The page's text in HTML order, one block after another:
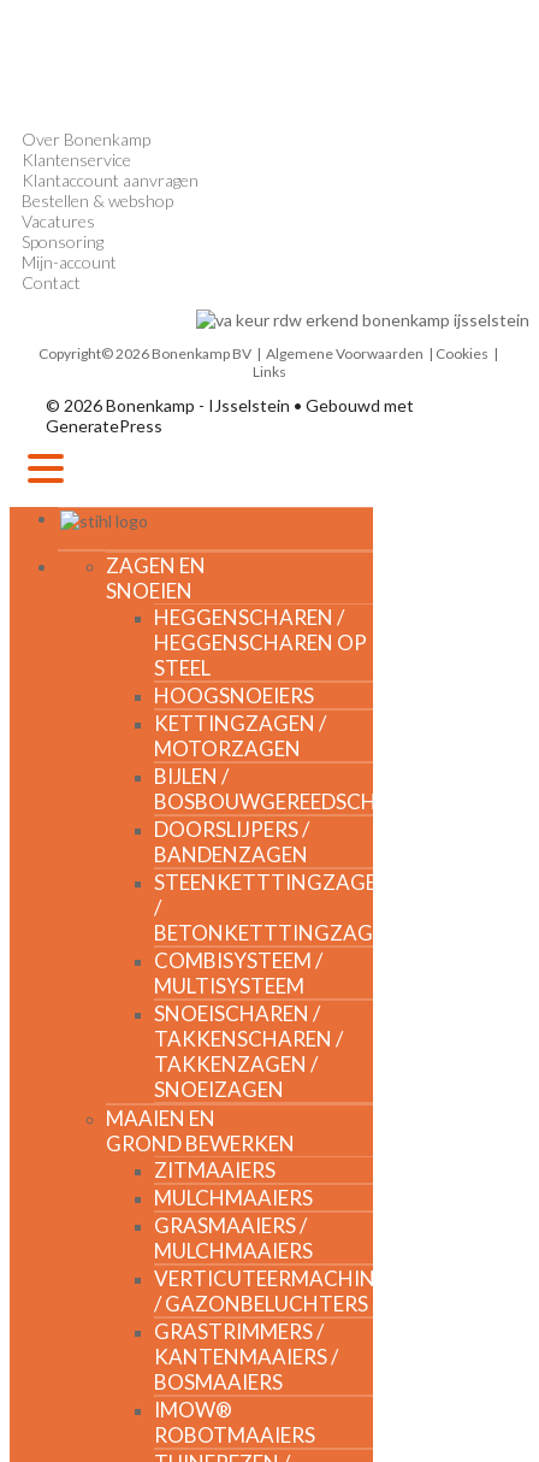
Over Bonenkamp
Klantenservice
Klantaccount aanvragen
Bestellen & webshop
Vacatures
Sponsoring
Mijn-account
Contact
Copyright© 2026 Bonenkamp BV | Algemene Voorwaarden | Cookies |
Links
© 2026 Bonenkamp - IJsselstein • Gebouwd met
GeneratePress
ZAGEN EN
SNOEIEN
HEGGENSCHAREN /
HEGGENSCHAREN OP
STEEL
HOOGSNOEIERS
KETTINGZAGEN /
MOTORZAGEN
BIJLEN /
BOSBOUWGEREEDSCHAP
DOORSLIJPERS /
BANDENZAGEN
STEENKETTTINGZAGEN
/
BETONKETTTINGZAGEN
COMBISYSTEEM /
MULTISYSTEEM
SNOEISCHAREN /
TAKKENSCHAREN /
TAKKENZAGEN /
SNOEIZAGEN
MAAIEN EN
GROND BEWERKEN
ZITMAAIERS
MULCHMAAIERS
GRASMAAIERS /
MULCHMAAIERS
VERTICUTEERMACHINES
/ GAZONBELUCHTERS
GRASTRIMMERS /
KANTENMAAIERS /
BOSMAAIERS
IMOW®
ROBOTMAAIERS